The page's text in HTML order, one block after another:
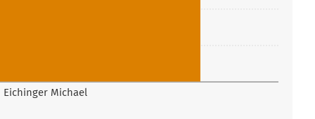
Eichinger Michael